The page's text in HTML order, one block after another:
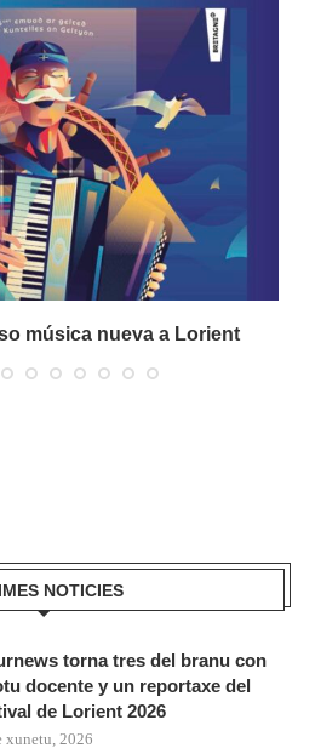
música nueva a Lorient
NOTICIES
torna tres del branu con
docente y un reportaxe del
de Lorient 2026
xunetu, 2026